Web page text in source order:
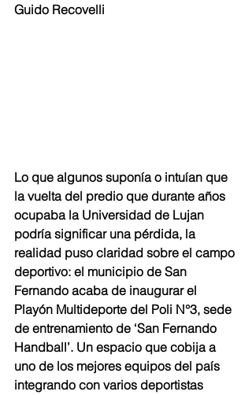
Guido Recovelli
Lo que algunos suponía o intuían que
la vuelta del predio que durante años
ocupaba la Universidad de Lujan
podría significar una pérdida, la
realidad puso claridad sobre el campo
deportivo: el municipio de San
Fernando acaba de inaugurar el
Playón Multideporte del Poli N°3, sede
de entrenamiento de ‘San Fernando
Handball’. Un espacio que cobija a
uno de los mejores equipos del país
integrando con varios deportistas